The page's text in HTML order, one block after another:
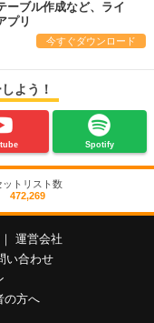
ーブル作成など、ライ
プリ
今すぐダウンロード
よう！
Spotify
ットリスト数
472,269
運営会社
い合わせ
の方へ